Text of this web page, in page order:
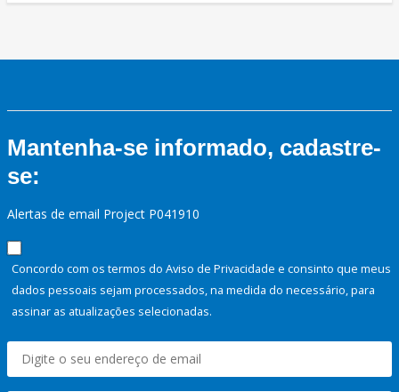
Mantenha-se informado, cadastre-
se:
Alertas de email Project P041910
Concordo com os termos do Aviso de Privacidade e consinto que meus
dados pessoais sejam processados, na medida do necessário, para
assinar as atualizações selecionadas.